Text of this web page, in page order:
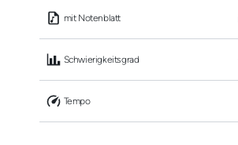
mit Notenblatt
Schwierigkeitsgrad
Tempo